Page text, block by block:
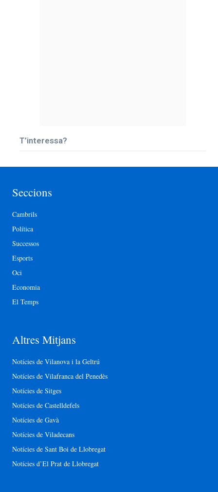
T’interessa?
Seccions
Cambrils
Política
Successos
Esports
Oci
Economia
El Temps
Altres Mitjans
Notícies de Vilanova i la Geltrú
Notícies de Vilafranca del Penedès
Notícies de Sitges
Notícies de Castelldefels
Notícies de Gavà
Notícies de Viladecans
Notícies de Sant Boi de Llobregat
Notícies d’El Prat de Llobregat